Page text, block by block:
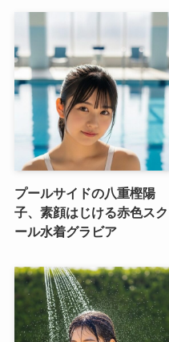
プールサイドの八重樫陽
子、素顔はじける赤色スク
ール水着グラビア